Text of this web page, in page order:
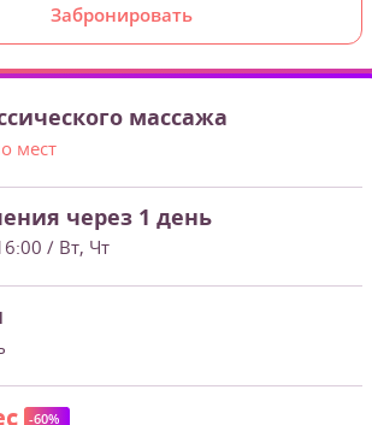
Забронировать
массажа
мест
через 1 день
/ Вт, Чт
-60%